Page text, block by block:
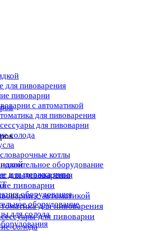
для пивоварения
пивоварни
с автоматикой
для пивоварения
для пивоварни
солода
котлы
оборудование
и выдержка пива
оборудования
оборудование
для солода
для пивоварения
пивоварни
с автоматикой
для пивоварения
для пивоварни
солода